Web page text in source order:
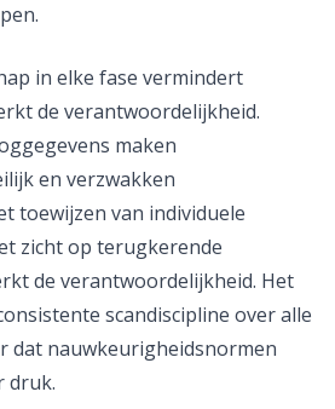
in elke fase vermindert
de verantwoordelijkheid.
maken
en verzwakken
toewijzen van individuele
zicht op terugkerende
de verantwoordelijkheid. Het
scandiscipline over alle
dat nauwkeurigheidsnormen
druk.